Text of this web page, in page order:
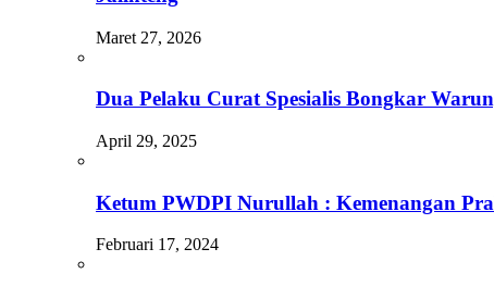
Maret 27, 2026
Dua Pelaku Curat Spesialis Bongkar
April 29, 2025
Ketum PWDPI Nurullah : Kemenangan
Februari 17, 2024